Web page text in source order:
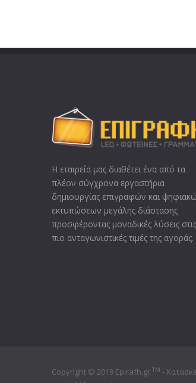
Η εταιρεία μας διαθέτει ένα από τα
πλέoν σύγχρονα εργαστήρια
δημιουργίας επιγραφών και
εκτυπώσεων μεγάλης διάστασης
προσφέροντας μοναδικές λύσεις στις
πιο ανταγωνιστικές τιμές της αγοράς.
Copyright © 2019 Epirafh.gr TM -